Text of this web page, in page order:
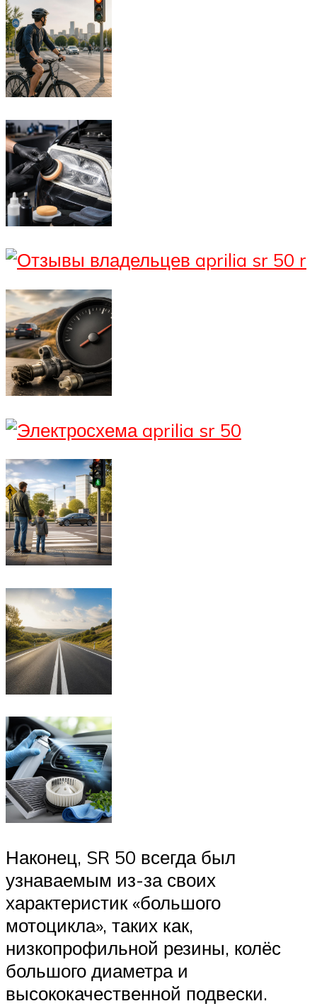
Наконец, SR 50 всегда был
узнаваемым из-за своих
характеристик «большого
мотоцикла», таких как,
низкопрофильной резины, колёс
большого диаметра и
высококачественной подвески.